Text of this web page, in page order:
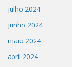
julho 2024
junho 2024
maio 2024
abril 2024